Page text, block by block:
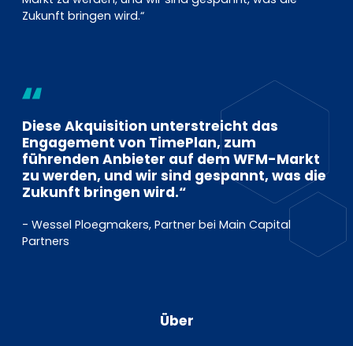
Zukunft bringen wird.“
Diese Akquisition unterstreicht das
Engagement von TimePlan, zum
führenden Anbieter auf dem WFM-Markt
zu werden, und wir sind gespannt, was die
Zukunft bringen wird.“
- Wessel Ploegmakers, Partner bei Main Capital
Partners
Über